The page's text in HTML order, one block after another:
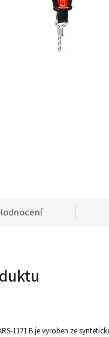
1171 B je vyroben ze